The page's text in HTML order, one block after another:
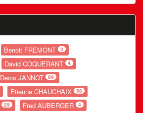
Benoit FREMONT 2
David COQUERANT 4
Denis JANNOT 89
Etienne CHAUCHAIX 58
25 Fred AUBERGER 4